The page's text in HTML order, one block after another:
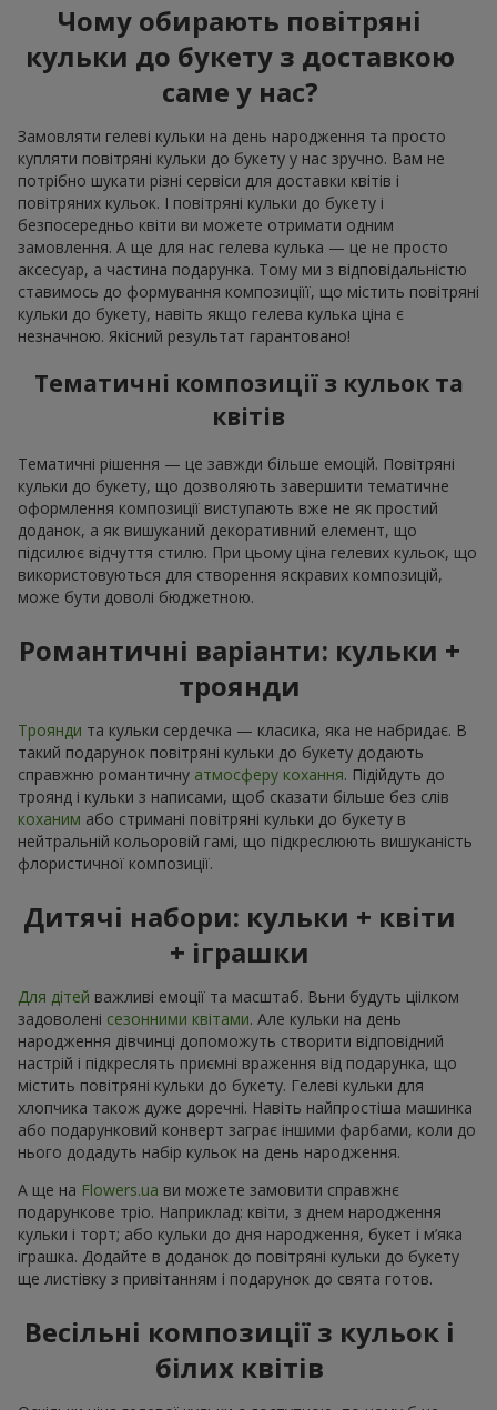
Чому обирають повітряні
кульки до букету з доставкою
саме у нас?
Замовляти гелеві кульки на день народження та просто
купляти повітряні кульки до букету у нас зручно. Вам не
потрібно шукати різні сервіси для доставки квітів і
повітряних кульок. І повітряні кульки до букету і
безпосередньо квіти ви можете отримати одним
замовлення. А ще для нас гелева кулька — це не просто
аксесуар, а частина подарунка. Тому ми з відповідальністю
ставимось до формування композиціїї, що містить повітряні
кульки до букету, навіть якщо гелева кулька ціна є
незначною. Якісний результат гарантовано!
Тематичні композиції з кульок та
квітів
Тематичні рішення — це завжди більше емоцій. Повітряні
кульки до букету, що дозволяють завершити тематичне
оформлення композиції виступають вже не як простий
доданок, а як вишуканий декоративний елемент, що
підсилює відчуття стилю. При цьому ціна гелевих кульок, що
використовуються для створення яскравих композицій,
може бути доволі бюджетною.
Романтичні варіанти: кульки +
троянди
Троянди та кульки сердечка — класика, яка не набридає. В
такий подарунок повітряні кульки до букету додають
справжню романтичну атмосферу кохання. Підійдуть до
троянд і кульки з написами, щоб сказати більше без слів
коханим або стримані повітряні кульки до букету в
нейтральній кольоровій гамі, що підкреслюють вишуканість
флористичної композиції.
Дитячі набори: кульки + квіти
+ іграшки
Для дітей важливі емоції та масштаб. Вьни будуть ціілком
задоволені сезонними квітами. Але кульки на день
народження дівчинці допоможуть створити відповідний
настрій і підкреслять приємні враження від подарунка, що
містить повітряні кульки до букету. Гелеві кульки для
хлопчика також дуже доречні. Навіть найпростіша машинка
або подарунковий конверт заграє іншими фарбами, коли до
нього додадуть набір кульок на день народження.
А ще на Flowers.ua ви можете замовити справжнє
подарункове тріо. Наприклад: квіти, з днем народження
кульки і торт; або кульки до дня народження, букет і м’яка
іграшка. Додайте в доданок до повітряні кульки до букету
ще листівку з привітанням і подарунок до свята готов.
Весільні композиції з кульок і
білих квітів